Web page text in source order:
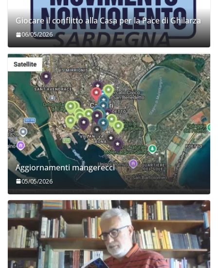
Giocare il conflitto alla Casa per la Pace di Ghilarza
06/05/2026
Aggiornamenti mangerecci
05/05/2026